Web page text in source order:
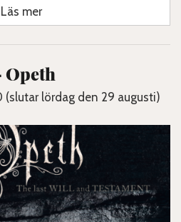
Läs mer
Opeth
(slutar lördag den 29 augusti)